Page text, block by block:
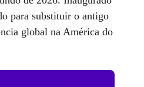
para substituir o antigo
global na América do